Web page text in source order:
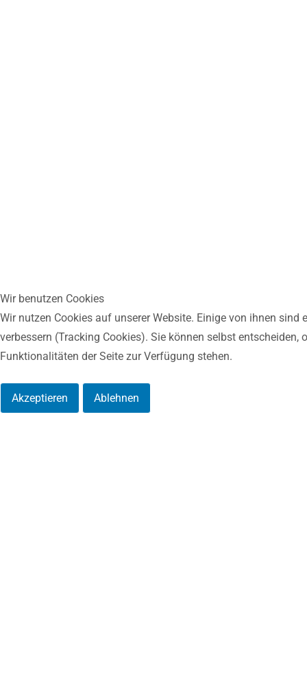
Wir benutzen Cookies
Wir nutzen Cookies auf unserer Website. Einige von ihnen
verbessern (Tracking Cookies). Sie können selbst
Funktionalitäten der Seite zur Verfügung stehen.
Akzeptieren Ablehnen